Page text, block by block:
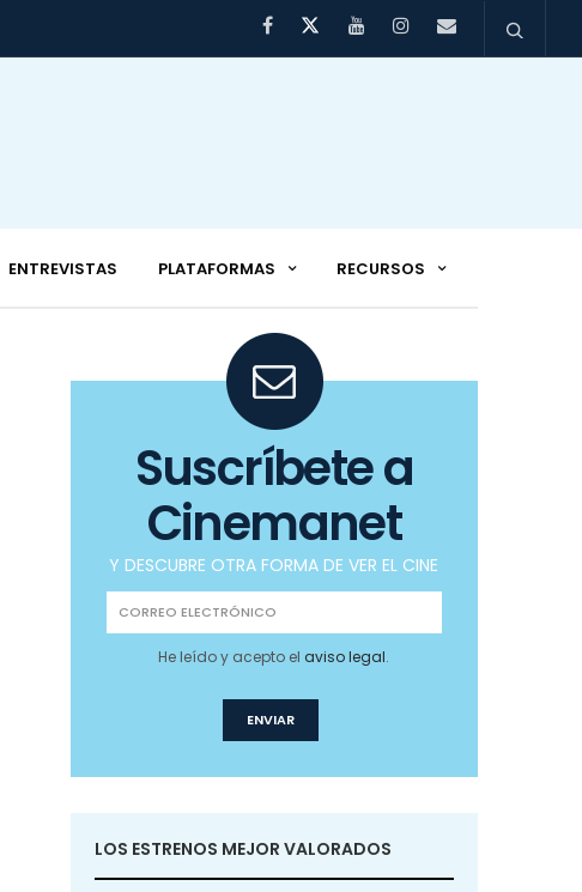
ENTREVISTAS PLATAFORMAS RECURSOS
Suscríbete a
Cinemanet
Y DESCUBRE OTRA FORMA DE VER EL CINE
He leído y acepto elaviso legal.
LOS ESTRENOS MEJOR VALORADOS